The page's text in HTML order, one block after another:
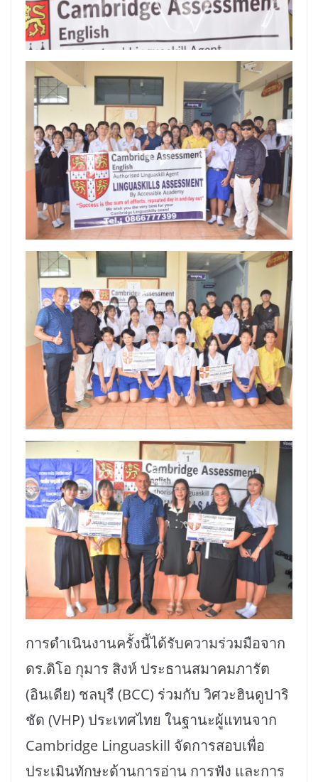
การดำเนินงานครั้งนี้ได้รับความร่วมมือจาก
ดร.ดิโอ กุมาร สิงห์ ประธานสมาคมภารัต
(อินเดีย) ชลบุรี (BCC) ร่วมกับ วิศวะฮินดูปาริ
ชัด (VHP) ประเทศไทย ในฐานะผู้แทนจาก
Cambridge Linguaskill จัดการสอบเพื่อ
ประเมินทักษะด้านการอ่าน การฟัง และการ